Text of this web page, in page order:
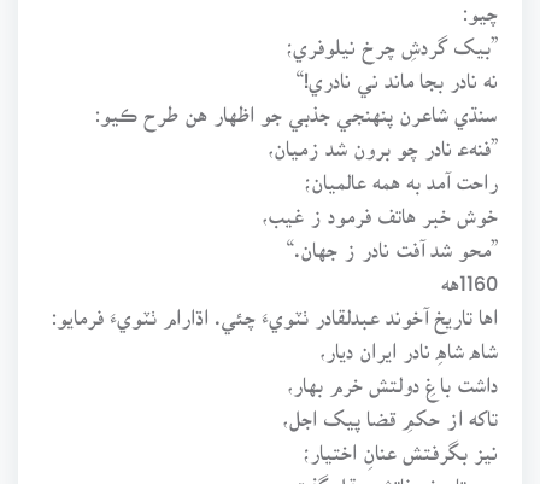
”بيک گردشِ چرخ نيلوفري؛
نه نادر بجا ماند ني نادري!“
سنڌي شاعرن پنهنجي جذبي جو اظهار هن طرح ڪيو:
”فنهﻋ نادر چو برون شد زميان،
راحت آمد به همه عالميان؛
خوش خبر هاتف فرمود ز غيب،
”محو شد آفت نادر ز جهان.“
1160هه
اها تاريخ آخوند عبدلقادر ٺٽويءَ چئي. اڌارام ٺٽويءَ فرمايو:
شاه شاهِ نادر ايران ديار،
داشت باغِ دولتش خرم بهار،
تاکه از حکمِ قضا پيک اجل،
نيز بگرفتش عنانِ اختيار؛
بهرِ تاريخ وفاتش عقل گفت،